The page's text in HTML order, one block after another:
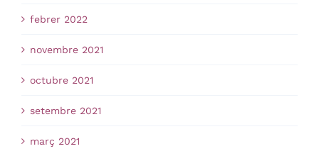
febrer 2022
novembre 2021
octubre 2021
setembre 2021
març 2021